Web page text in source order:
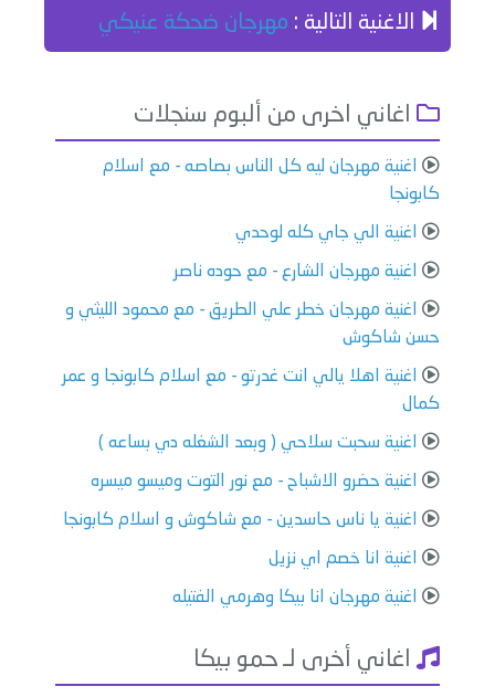
الاغنية التالية : مهرجان ضحكة عنيكي
اغاني اخرى من ألبوم سنجلات
اغنية مهرجان ليه كل الناس بصاصه - مع اسلام
كابونجا
اغنية الي جاي كله لوحدي
اغنية مهرجان الشارع - مع حوده ناصر
اغنية مهرجان خطر علي الطريق - مع محمود الليثي و
حسن شاكوش
اغنية اهلا يالي انت غدرتو - مع اسلام كابونجا و عمر
كمال
اغنية سحبت سلاحي ( وبعد الشغله دي بساعه )
اغنية حضرو الاشباح - مع نور التوت وميسو ميسره
اغنية يا ناس حاسدين - مع شاكوش و اسلام كابونجا
اغنية انا خصم اي نزيل
اغنية مهرجان انا بيكا وهرمي الفتيله
اغاني أخرى لـ حمو بيكا